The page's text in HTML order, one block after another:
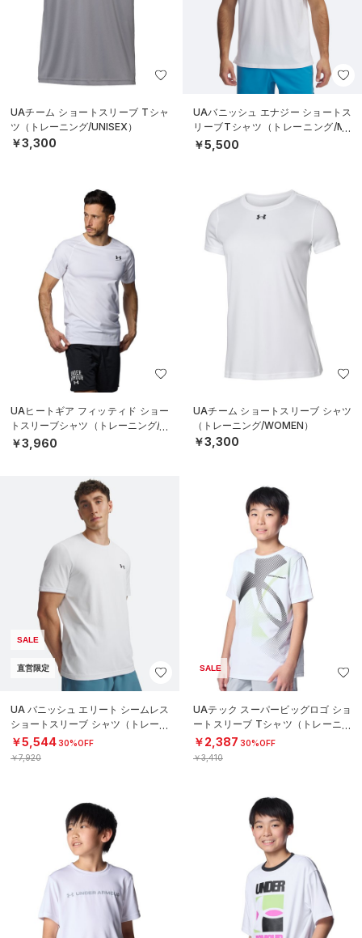
UAチーム ショートスリーブ Tシャ
ツ（トレーニング/UNISEX）
￥3,300
UAバニッシュ エナジー ショートス
リーブTシャツ（トレーニング/ME
N）
￥5,500
UAヒートギア フィッティド ショー
トスリーブシャツ（トレーニング/M
EN）
￥3,960
UAチーム ショートスリーブ シャツ
（トレーニング/WOMEN）
￥3,300
SALE
直営限定
UA バニッシュ エリート シームレス
ショートスリーブ シャツ（トレーニ
ング/MEN）
￥5,54430%OFF
￥7,920
SALE
UAテック スーパービッグロゴ ショ
ートスリーブ Tシャツ（トレーニン
グ/BOYS）
￥2,387 30%OFF
￥3,410